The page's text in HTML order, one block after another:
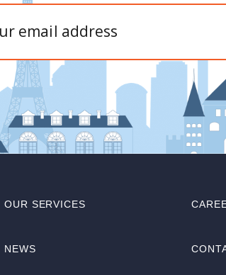
OUR SERVICES
NEWS